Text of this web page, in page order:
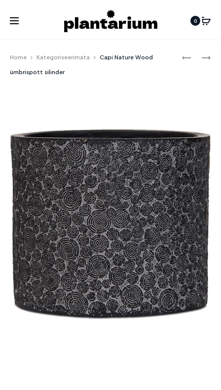
0
Home Kategoriseerimata Capi Nature Wood
ümbrispott silinder